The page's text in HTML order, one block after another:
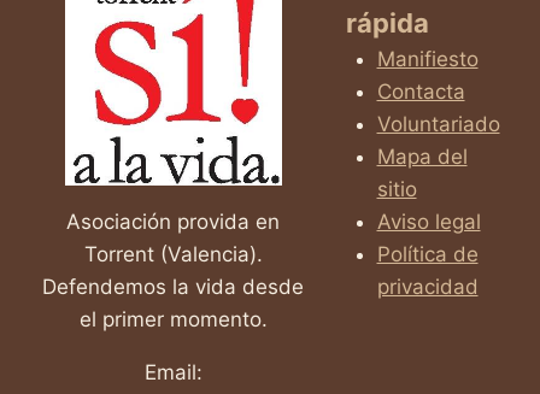
Asociación provida en
Torrent (Valencia).
Defendemos la vida desde
el primer momento.
Email:
rápida
Manifiesto
Contacta
Voluntariado
Mapa del
sitio
Aviso legal
Política de
privacidad